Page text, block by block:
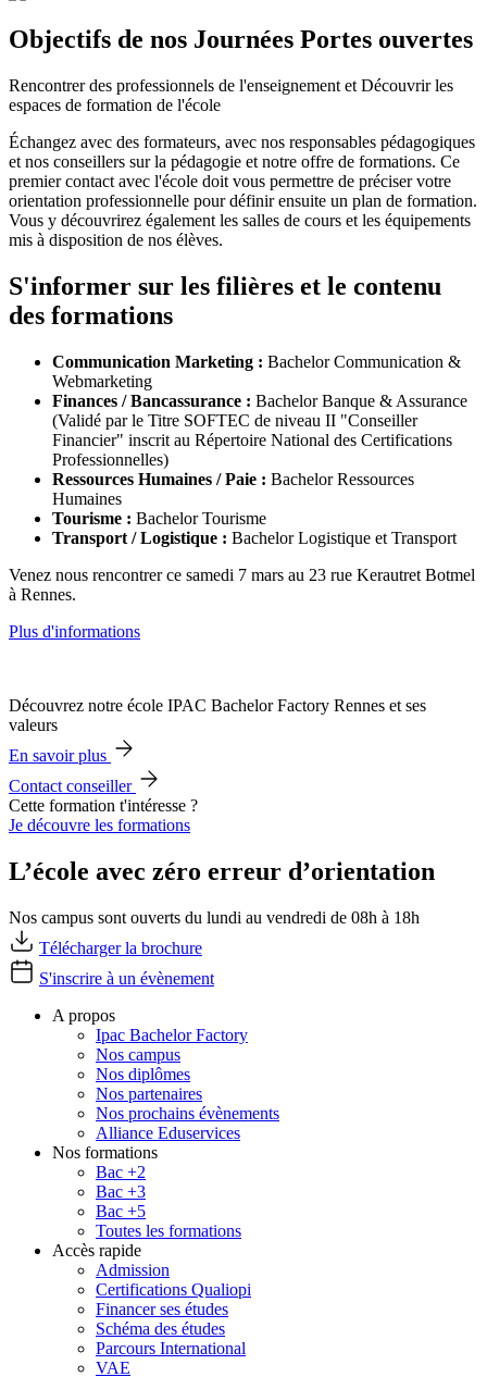
Objectifs de nos Journées Portes ouvertes
Rencontrer des professionnels de l'enseignement et Découvrir les
espaces de formation de l'école
Échangez avec des formateurs, avec nos responsables pédagogiques
et nos conseillers sur la pédagogie et notre offre de formations. Ce
premier contact avec l'école doit vous permettre de préciser votre
orientation professionnelle pour définir ensuite un plan de formation.
Vous y découvrirez également les salles de cours et les équipements
mis à disposition de nos élèves.
S'informer sur les filières et le contenu
des formations
Communication Marketing : Bachelor Communication &
Webmarketing
Finances / Bancassurance : Bachelor Banque & Assurance
(Validé par le Titre SOFTEC de niveau II "Conseiller
Financier" inscrit au Répertoire National des Certifications
Professionnelles)
Ressources Humaines / Paie : Bachelor Ressources
Humaines
Tourisme : Bachelor Tourisme
Transport / Logistique : Bachelor Logistique et Transport
Venez nous rencontrer ce samedi 7 mars au 23 rue Kerautret Botmel
à Rennes.
Plus d'informations
Découvrez notre école IPAC Bachelor Factory Rennes et ses
valeurs
En savoir plus
Contact conseiller
Cette formation t'intéresse ?
Je découvre les formations
L’école avec zéro erreur d’orientation
Nos campus sont ouverts du lundi au vendredi de 08h à 18h
Télécharger la brochure
S'inscrire à un évènement
A propos
Ipac Bachelor Factory
Nos campus
Nos diplômes
Nos partenaires
Nos prochains évènements
Alliance Eduservices
Nos formations
Bac +2
Bac +3
Bac +5
Toutes les formations
Accès rapide
Admission
Certifications Qualiopi
Financer ses études
Schéma des études
Parcours International
VAE